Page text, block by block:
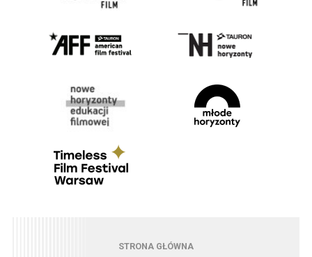
Menu - strona główna
STRONA GŁÓWNA